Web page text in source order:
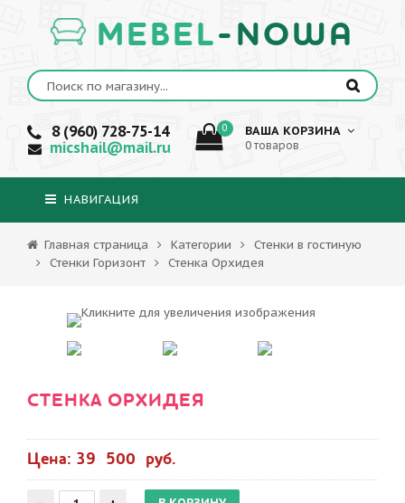
MEBEL-NOWA
8 (960) 728-75-14
micshail@mail.ru
0 ВАША КОРЗИНА
0 товаров
НАВИГАЦИЯ
Главная страница Категории
Стенки в гостиную
Стенки Горизонт
Стенка Орхидея
СТЕНКА ОРХИДЕЯ
Цена: 39 500 руб.